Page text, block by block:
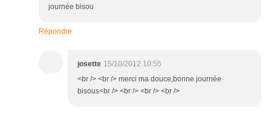
journée bisou
Répondre
josette 15/10/2012 10:55
<br /> <br /> merci ma douce,bonne journée
bisous<br /> <br /> <br /> <br />